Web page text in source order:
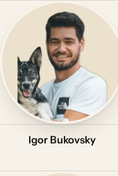
Igor Bukovsky